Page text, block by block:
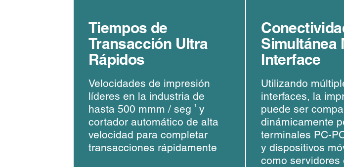
Tiempos de
Transacción Ultra
Rápidos
Velocidades de impresión
líderes en la industria de
hasta 500 mmm / seg
1
y
cortador automático de alta
velocidad para completar
transacciones rápidamente
Simultánea
Interface
Utilizando
interfaces, la
puede ser
dinámicamente
terminales PC-
y dispositivos
como servidores